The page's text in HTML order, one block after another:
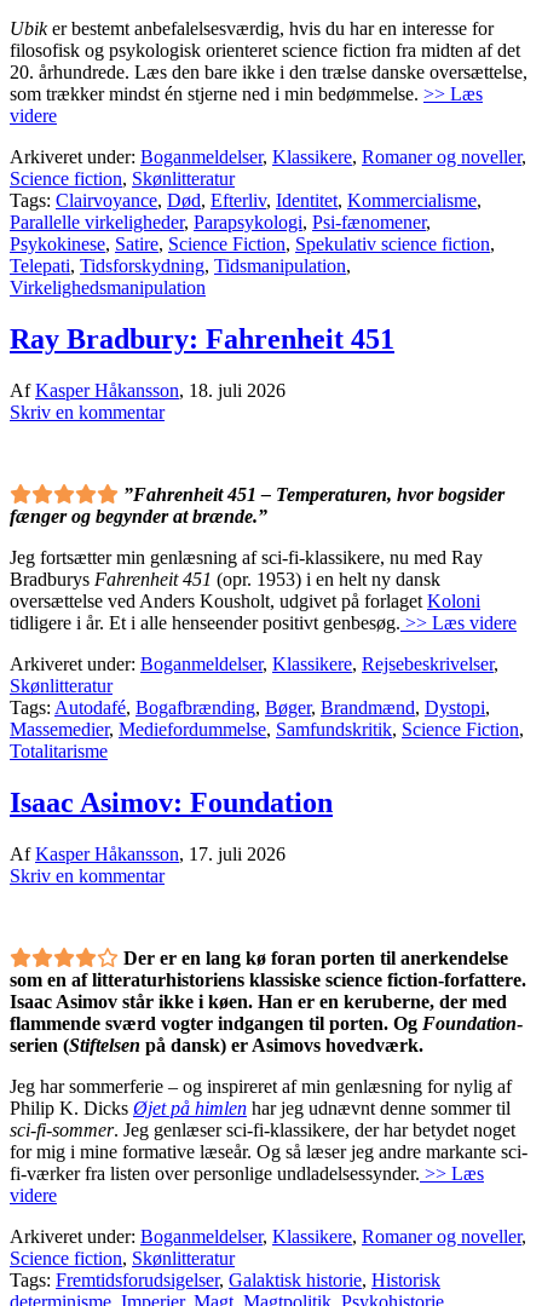
Ubiker bestemt anbefalelsesværdig, hvis du har en interesse for
filosofisk og psykologisk orienteret science fiction fra midten af det
20. århundrede. Læs den bare ikke i den trælse danske oversættelse,
som trækker mindst én stjerne ned i min bedømmelse. >> Læs
videre
Arkiveret under: Boganmeldelser, Klassikere, Romaner og noveller,
Science fiction, Skønlitteratur
Tags: Clairvoyance, Død, Efterliv, Identitet, Kommercialisme,
Parallelle virkeligheder, Parapsykologi, Psi-fænomener,
Psykokinese, Satire, Science Fiction, Spekulativ science fiction,
Telepati, Tidsforskydning, Tidsmanipulation,
Virkelighedsmanipulation
Ray Bradbury: Fahrenheit 451
AfKasper Håkansson, 18. juli 2026
Skriv en kommentar
”Fahrenheit 451 – Temperaturen, hvor bogsider
fænger og begynder at brænde.”
Jeg fortsætter min genlæsning af sci-fi-klassikere, nu med Ray
Bradburys Fahrenheit 451 (opr. 1953) i en helt ny dansk
oversættelse ved Anders Kousholt, udgivet på forlaget Koloni
tidligere i år. Et i alle henseender positivt genbesøg. >> Læs videre
Arkiveret under: Boganmeldelser, Klassikere, Rejsebeskrivelser,
Skønlitteratur
Tags: Autodafé, Bogafbrænding, Bøger, Brandmænd, Dystopi,
Massemedier, Mediefordummelse, Samfundskritik, Science Fiction,
Totalitarisme
Isaac Asimov: Foundation
AfKasper Håkansson, 17. juli 2026
Skriv en kommentar
Der er en lang kø foran porten til anerkendelse
som en af litteraturhistoriens klassiske science fiction-forfattere.
Isaac Asimov står ikke i køen. Han er en keruberne, der med
flammende sværd vogter indgangen til porten. Og Foundation-
serien (Stiftelsen på dansk) er Asimovs hovedværk.
Jeg har sommerferie – og inspireret af min genlæsning for nylig af
Philip K. Dicks Øjet på himlen har jeg udnævnt denne sommer til
sci-fi-sommer. Jeg genlæser sci-fi-klassikere, der har betydet noget
for mig i mine formative læseår. Og så læser jeg andre markante sci-
fi-værker fra listen over personlige undladelsessynder. >> Læs
videre
Arkiveret under: Boganmeldelser, Klassikere, Romaner og noveller,
Science fiction, Skønlitteratur
Tags: Fremtidsforudsigelser, Galaktisk historie, Historisk
determinisme Imperier, Magt Magtpolitik Psykohistorie